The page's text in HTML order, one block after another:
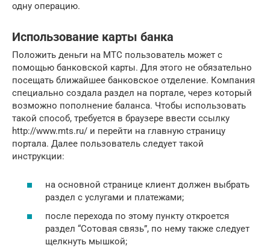
одну операцию.
Использование карты банка
Положить деньги на МТС пользователь может с
помощью банковской карты. Для этого не обязательно
посещать ближайшее банковское отделение. Компания
специально создала раздел на портале, через который
возможно пополнение баланса. Чтобы использовать
такой способ, требуется в браузере ввести ссылку
http://www.mts.ru/ и перейти на главную страницу
портала. Далее пользователь следует такой
инструкции:
на основной странице клиент должен выбрать
раздел с услугами и платежами;
после перехода по этому пункту откроется
раздел “Сотовая связь”, по нему также следует
щелкнуть мышкой;